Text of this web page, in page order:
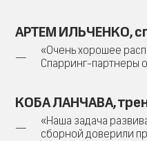
АРТЕМ ИЛЬЧЕНКО,
«Очень хорошее
Спарринг-партнеры
КОБА ЛАНЧАВА,
«Наша задача
сборной доверили